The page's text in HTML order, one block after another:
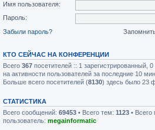
Имя пользователя:
Пароль:
Забыли пароль?
КТО СЕЙЧАС НА КОНФЕРЕНЦИИ
Всего 367 посетителей :: 1 зарегистрированный,
на активности пользователей за последние 10
Больше всего посетителей (8130) здесь было 23
СТАТИСТИКА
Всего сообщений: 69453 • Всего тем: 1123 • Всего
пользователь: megainformatic